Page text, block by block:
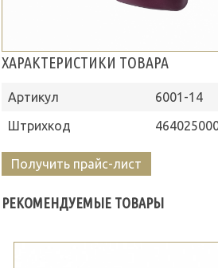
ХАРАКТЕРИСТИКИ ТОВАРА
Артикул
6001-14
Штрихкод
Получить прайс-лист
РЕКОМЕНДУЕМЫЕ ТОВАРЫ